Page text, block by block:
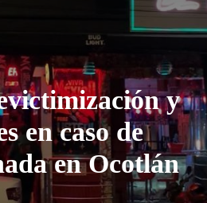
y
en caso de
en Ocotlán